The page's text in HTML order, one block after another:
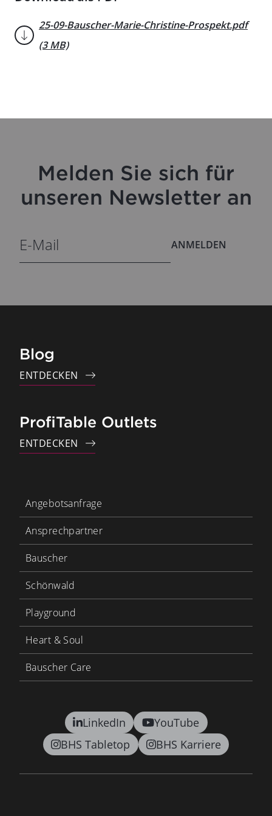
25-09-Bauscher-Marie-Christine-Prospekt.pdf
(3 MB)
Melden Sie sich für
unseren Newsletter an
ANMELDEN
Blog
ENTDECKEN
ProfiTable Outlets
ENTDECKEN
LinkedIn
YouTube
BHS Tabletop
BHS Karriere
Angebotsanfrage
Ansprechpartner
Bauscher
Schönwald
Playground
Heart & Soul
Bauscher Care